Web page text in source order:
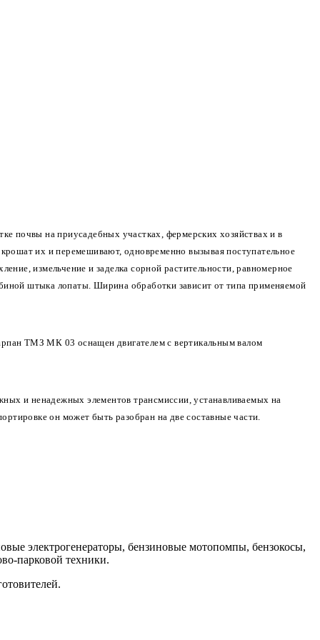
почвы на приусадебных участках, фермерских хозяйствах и в
их и перемешивают, одновременно вызывая поступательное
измельчение и заделка сорной растительности, равномерное
штыка лопаты. Ширина обработки зависит от типа применяемой
ТМЗ МК 03 оснащен двигателем с вертикальным валом
и ненадежных элементов трансмиссии, устанавливаемых на
он может быть разобран на две составные части.
электрогенераторы, бензиновые мотопомпы, бензокосы,
парковой техники.